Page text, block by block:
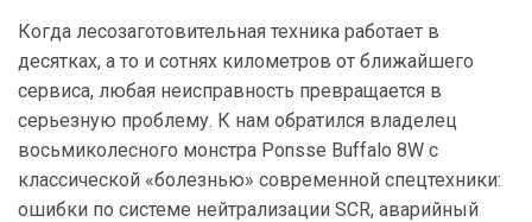
Когда лесозаготовительная техника работает в
десятках, а то и сотнях километров от ближайшего
сервиса, любая неисправность превращается в
серьезную проблему. К нам обратился владелец
восьмиколесного монстра Ponsse Buffalo 8W с
классической «болезнью» современной спецтехники:
ошибки по системе нейтрализации SCR, аварийный